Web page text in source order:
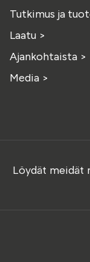
Tutkimus ja
Laatu >
Ajankohtaista >
Media >
Löydät meidät